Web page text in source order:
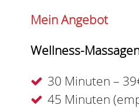
Mein Angebot
Wellness-
30 Minuten –
45 Minuten